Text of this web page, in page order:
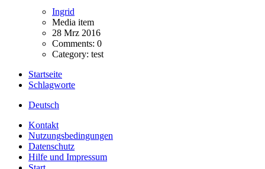
Ingrid
Media item
28 Mrz 2016
Comments: 0
Category: test
Startseite
Schlagworte
Deutsch
Kontakt
Nutzungsbedingungen
Datenschutz
Hilfe und Impressum